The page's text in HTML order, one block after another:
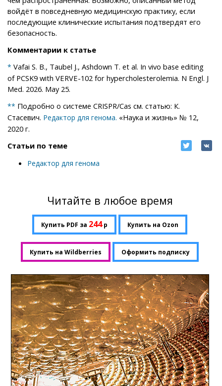
войдёт в повседневную медицинскую практику, если
последующие клинические испытания подтвердят его
безопасность.
Комментарии к статье
* Vafai S. B., Taubel J., Ashdown T. et al. In vivo base editing
of PCSK9 with VERVE-102 for hypercholesterolemia. N Engl. J
Med. 2026. May 25.
** Подробно о системе CRISPR/Cas см. статью: К.
Стасевич. Редактор для генома. «Наука и жизнь» № 12,
2020 г.
Статьи по теме
Редактор для генома
Читайте в любое время
Купить PDF за 244р Купить на Ozon
Купить на Wildberries Оформить подписку